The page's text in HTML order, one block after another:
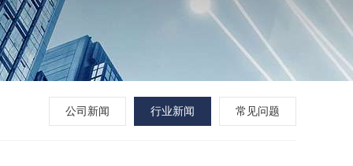
公司新闻 行业新闻 常见问题